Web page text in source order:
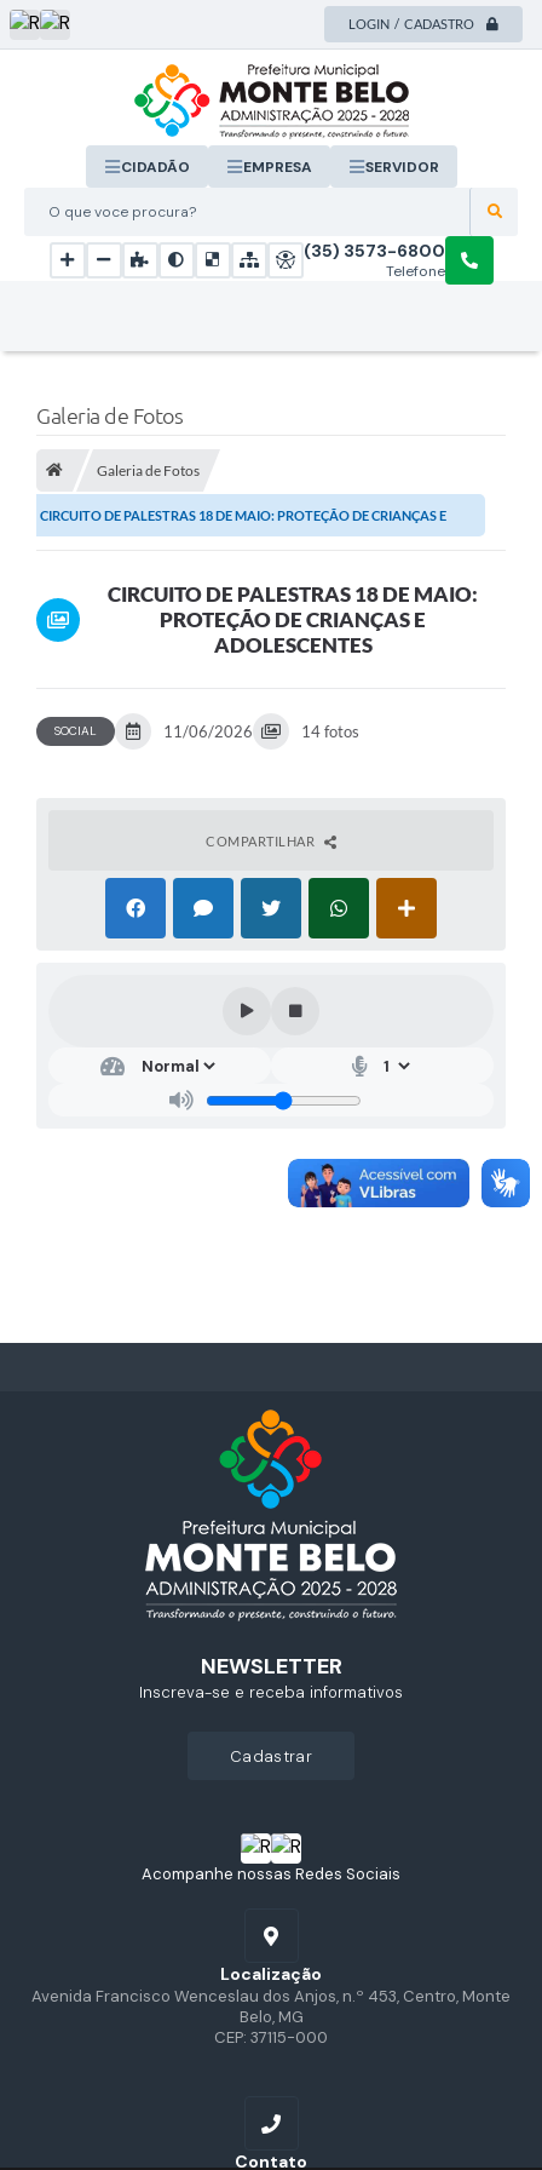
LOGIN / CADASTRO
O que voce procura?
CIDADÃO EMPRESA SERVIDOR
Telefone
(35) 3573-6800
Galeria de Fotos
Galeria de Fotos
CIRCUITO DE PALESTRAS 18 DE MAIO: PROTEÇÃO DE CRIANÇAS E
CIRCUITO DE PALESTRAS 18 DE MAIO:
PROTEÇÃO DE CRIANÇAS E
ADOLESCENTES
SOCIAL 11/06/2026 14 fotos
COMPARTILHAR
Acompanhe nossas Redes Sociais
Localização
Avenida Francisco Wenceslau dos Anjos, n.º 453, Centro, Monte
Belo, MG
CEP: 37115-000
Contato
NEWSLETTER
Inscreva-se e receba informativos
cadastrar